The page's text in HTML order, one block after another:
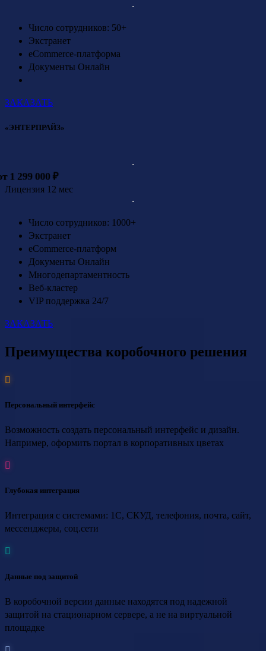
Число сотрудников: 50+
Экстранет
eCommerce-платформа
Документы Онлайн
ЗАКАЗАТЬ
«ЭНТЕРПРАЙЗ»
от 1 299 000 ₽
Лицензия 12 мес
Число сотрудников: 1000+
Экстранет
eCommerce-платформ
Документы Онлайн
Многодепартаментность
Веб-кластер
VIP поддержка 24/7
ЗАКАЗАТЬ
Преимущества коробочного решения
Персональный интерфейс
Возможность создать персональный интерфейс и дизайн.
Например, оформить портал в корпоративных цветах
Глубокая интеграция
Интеграция с системами: 1С, СКУД, телефония, почта, сайт,
мессенджеры, соц.сети
Данные под защитой
В коробочной версии данные находятся под надежной
защитой на стационарном сервере, а не на виртуальной
площадке